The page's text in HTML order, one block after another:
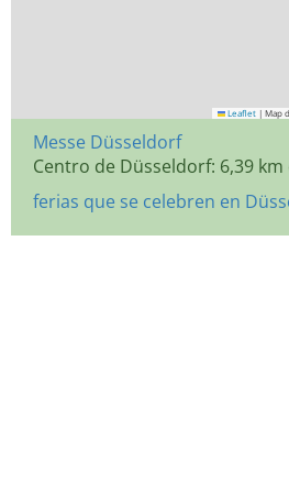
Leaflet | Map
Messe Düsseldorf
Centro de Düsseldorf: 6,39
ferias que se celebren en